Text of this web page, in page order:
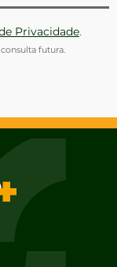
Privacidade.
futura.